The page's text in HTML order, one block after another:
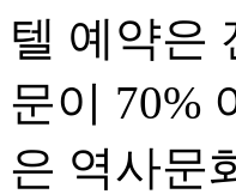
텔 예약은
문이 70%
은 역사문